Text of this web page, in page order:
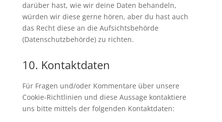
darüber hast, wie wir deine Daten behandeln,
würden wir diese gerne hören, aber du hast auch
das Recht diese an die Aufsichtsbehörde
(Datenschutzbehörde) zu richten.
10. Kontaktdaten
Für Fragen und/oder Kommentare über unsere
Cookie-Richtlinien und diese Aussage kontaktiere
uns bitte mittels der folgenden Kontaktdaten: